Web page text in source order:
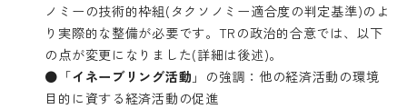
ノミーの技術的枠組(タクソノミー適合度の判定基準)のよ
り実際的な整備が必要です。TRの政治的合意では、以下
の点が変更になりました(詳細は後述)。
●「イネーブリング活動 」の強調：他の経済活動の環境
目的に資する経済活動の促進